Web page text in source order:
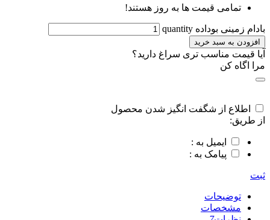
تمامی قیمت ها به روز هستند!
بادام زمینی بوداده quantity
افزودن به سبد خرید
آیا قیمت مناسب تری سراغ دارید؟
مرا اگاه کن
اطلاع از شگفت انگیز شدن محصول
از طریق:
ایمیل به :
پیامک به :
ثبت
توضیحات
مشخصات